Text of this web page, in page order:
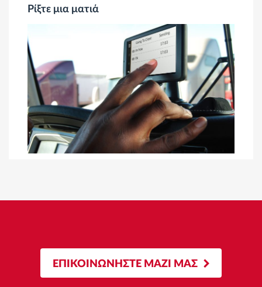
Ρίξτε μια ματιά
ΕΠΙΚΟΙΝΩΝΗΣΤΕ ΜΑΖΙ ΜΑΣ